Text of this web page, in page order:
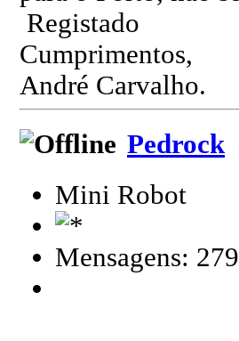
Registado
Cumprimentos,
André Carvalho.
Pedrock
Mini Robot
Mensagens: 279